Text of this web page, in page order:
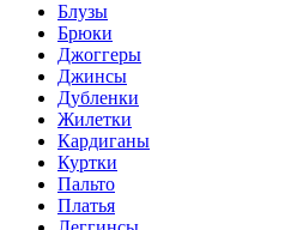
Блузы
Брюки
Джоггеры
Джинсы
Дубленки
Жилетки
Кардиганы
Куртки
Пальто
Платья